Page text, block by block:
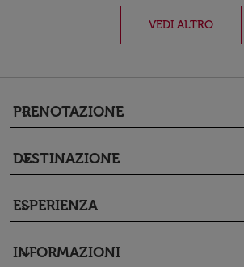
VEDI ALTRO
PRENOTAZIONE
keyboard_arrow_down
DESTINAZIONE
keyboard_arrow_down
ESPERIENZA
keyboard_arrow_down
INFORMAZIONI
keyboard_arrow_down